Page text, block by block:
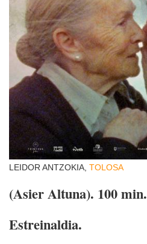
LEIDOR ANTZOKIA, TOLOSA
(Asier Altuna). 100 min.
Estreinaldia.